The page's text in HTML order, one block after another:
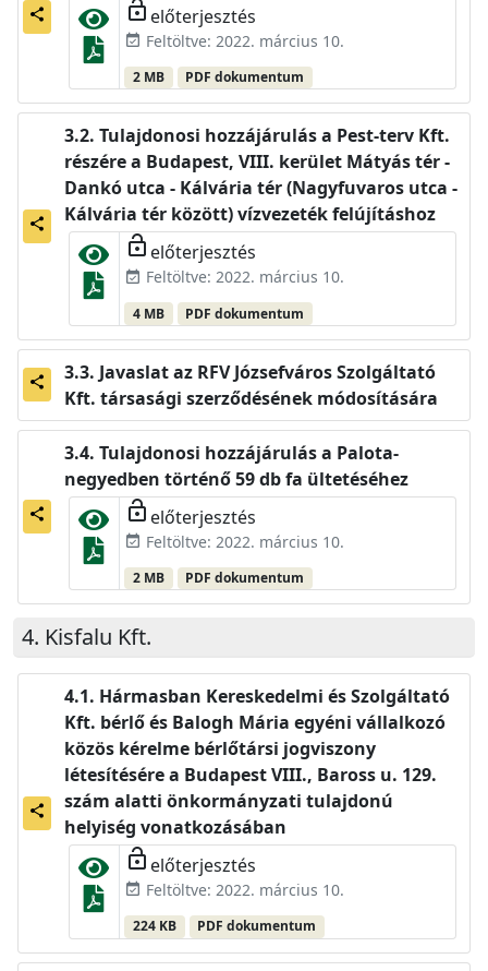
share lock_open előterjesztés
event_available Feltöltve: 2022. március 10.
2 MB PDF dokumentum
share
Tulajdonosi hozzájárulás a Pest-terv Kft.
részére a Budapest, VIII. kerület Mátyás tér -
Dankó utca - Kálvária tér (Nagyfuvaros utca -
Kálvária tér között) vízvezeték felújításhoz
lock_open előterjesztés
event_available Feltöltve: 2022. március 10.
4 MB PDF dokumentum
share
Javaslat az RFV Józsefváros Szolgáltató
Kft. társasági szerződésének módosítására
share
Tulajdonosi hozzájárulás a Palota-
negyedben történő 59 db fa ültetéséhez
lock_open előterjesztés
event_available Feltöltve: 2022. március 10.
2 MB PDF dokumentum
Kisfalu Kft.
share
Hármasban Kereskedelmi és Szolgáltató
Kft. bérlő és Balogh Mária egyéni vállalkozó
közös kérelme bérlőtársi jogviszony
létesítésére a Budapest VIII., Baross u. 129.
szám alatti önkormányzati tulajdonú
helyiség vonatkozásában
lock_open előterjesztés
event_available Feltöltve: 2022. március 10.
224 KB PDF dokumentum